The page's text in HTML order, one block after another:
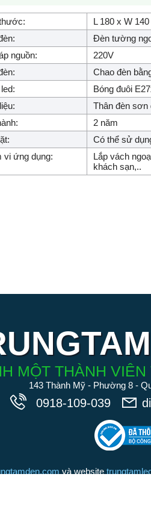
L 180 x W
Đèn tường
nguồn:
220V
Chao đèn
Bóng đuôi
Thân đèn sơn
2 năm
Có thể sử
vi ứng dụng:
Lắp vách
khách sạn,..
MỘT THÀNH
143 Thành Mỹ - Phường 8 -
0918-109-039
và website